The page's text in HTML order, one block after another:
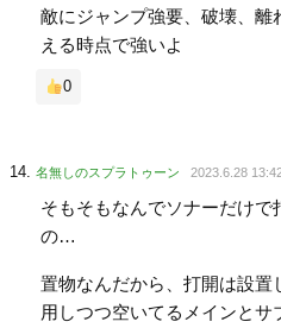
敵にジャンプ強要、破壊、
える時点で強いよ
0
名無しのスプラトゥーン 2023.6.28
そもそもなんでソナーだけで
の…
置物なんだから、打開は設置
用しつつ空いてるメインと